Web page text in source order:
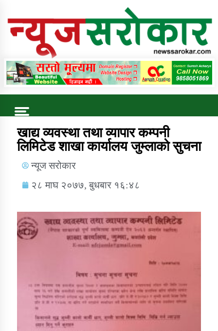
Online News Portal
Trending Now
कुषि बिकास कार्यालय जुम्ला सुचना सन्देश
डिभिजन कार्यालय जुम्लाको सुचना सन्देश
कर्णाली प्रविधि शिक्षालय जुम्लाको सुचना
खाद्य व्यवस्था तथा व्यापार कम्पनी
लिमिटेड शाखा कार्यालय जुम्लाको सुचना
न्यूज सरोकार
२८ माघ २०७७, बुधबार १६:४८